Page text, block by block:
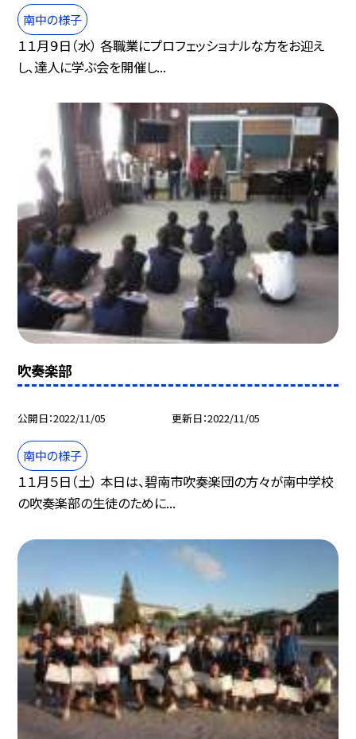
南中の様子
１１月９日（水） 各職業にプロフェッショナルな方をお迎え
し、達人に学ぶ会を開催し...
吹奏楽部
公開日 2022/11/05 更新日 2022/11/05
南中の様子
１１月５日（土） 本日は、碧南市吹奏楽団の方々が南中学校
の吹奏楽部の生徒のために...